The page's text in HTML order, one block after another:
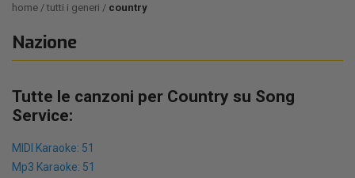
home tutti i generi country
Nazione
Tutte le canzoni per Country su Song
Service:
MIDI Karaoke: 51
Mp3 Karaoke: 51